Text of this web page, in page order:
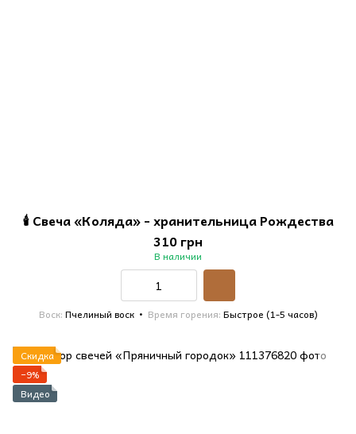
🕯️ Свеча «Коляда» - хранительница Рождества
310 грн
В наличии
Воск Пчелиный воск Время горения Быстрое (1-5 часов)
Скидка
−9%
Видео